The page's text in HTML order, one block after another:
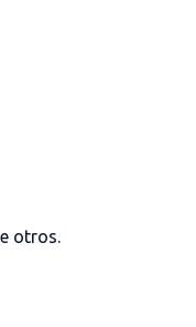
otros.